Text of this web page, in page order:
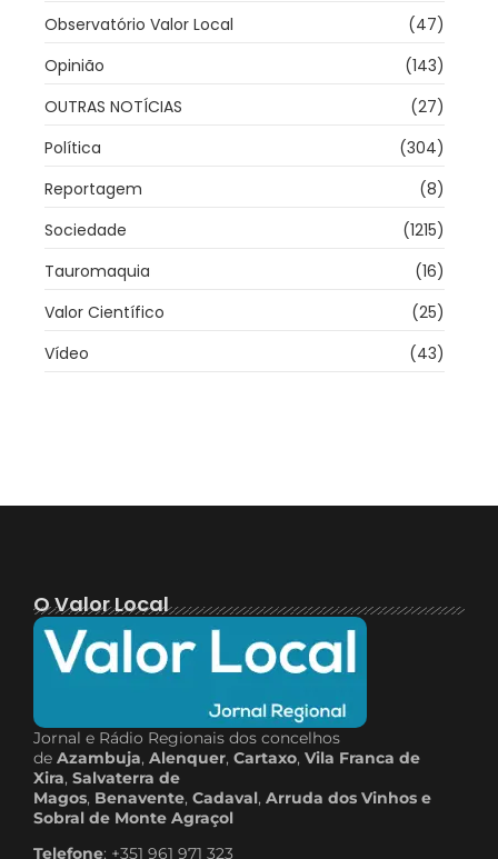
Observatório Valor Local
(47)
Opinião
(143)
OUTRAS NOTÍCIAS
(27)
Política
(304)
Reportagem
(8)
Sociedade
(1215)
Tauromaquia
(16)
Valor Científico
(25)
Vídeo
(43)
O Valor Local
Jornal e Rádio Regionais dos concelhos
de Azambuja, Alenquer, Cartaxo, Vila Franca de
Xira, Salvaterra de
Magos, Benavente, Cadaval, Arruda dos Vinhos e
Sobral de Monte Agraçol
Telefone: +351 961 971 323